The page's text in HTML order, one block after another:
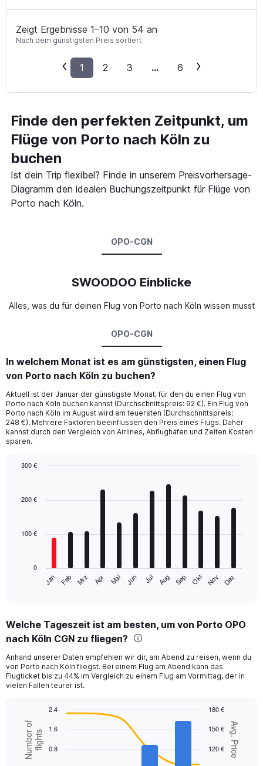
Zeigt Ergebnisse 1–10 von 54 an
Nach dem günstigsten Preis sortiert
1 2 3 ... 6
Finde den perfekten Zeitpunkt, um
Flüge von Porto nach Köln zu
buchen
Ist dein Trip flexibel? Finde in unserem Preisvorhersage-
Diagramm den idealen Buchungszeitpunkt für Flüge von
Porto nach Köln.
OPO-CGN
SWOODOO Einblicke
Alles, was du für deinen Flug von Porto nach Köln wissen musst
OPO-CGN
In welchem Monat ist es am günstigsten, einen Flug
von Porto nach Köln zu buchen?
Aktuell ist der Januar der günstigste Monat, für den du einen Flug von
Porto nach Köln buchen kannst (Durchschnittspreis: 92 €). Ein Flug von
Porto nach Köln im August wird am teuersten (Durchschnittspreis:
248 €). Mehrere Faktoren beeinflussen den Preis eines Flugs. Daher
kannst durch den Vergleich von Airlines, Abflughäfen und Zeiten Kosten
sparen.
with
The
Range:
12
The
chart
has
displaying
values.
Range:
Jan Feb Mrz Apr Mai Jun Jul Aug Sep Okt Nov Dez
0
100 €
200 €
300 €
Welche Tageszeit ist am besten, um von Porto OPO
nach Köln CGN zu fliegen?
Anhand unserer Daten empfehlen wir dir, am Abend zu reisen, wenn du
von Porto nach Köln fliegst. Bei einem Flug am Abend kann das
Flugticket bis zu 44% im Vergleich zu einem Flug am Vormittag, der in
vielen Fällen teurer ist.
Combination
chart
with
data
Chart
graphic.
Avg. Price
Number offlights 120 €
150 €
180 €
0.8
1.6
2.4